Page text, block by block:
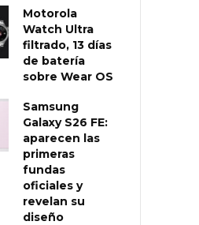
Motorola
Watch Ultra
filtrado, 13 días
de batería
sobre Wear OS
Samsung
Galaxy S26 FE:
aparecen las
primeras
fundas
oficiales y
revelan su
diseño